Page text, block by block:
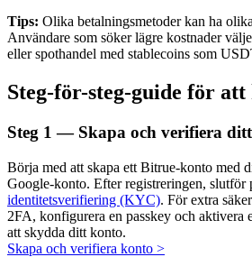
Lån
Kryptostödd lånetjänst
Auto Invest
Tips: Olika betalningsmetoder kan ha
Användare som söker lägre kostnader
eller spothandel med stablecoins som
Steg-för-steg-guide för att
Steg 1 — Skapa och verifiera
Börja med att skapa ett Bitrue-konto med
Google-konto. Efter registreringen, slutför
identitetsverifiering (KYC). För extra
2FA, konfigurera en passkey och aktivera
att skydda ditt konto.
Skapa och verifiera konto >